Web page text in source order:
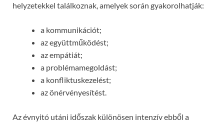
helyzetekkel találkoznak, amelyek során gyakorolhatják:
a kommunikációt;
az együttműködést;
az empátiát;
a problémamegoldást;
a konfliktuskezelést;
az önérvényesítést.
Az évnyitó utáni időszak különösen intenzív ebből a